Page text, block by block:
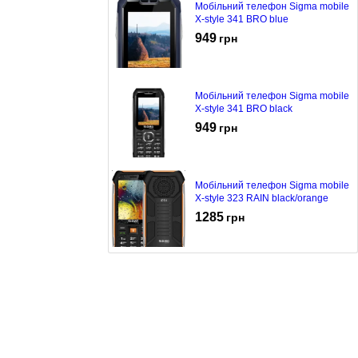
Мобільний телефон Sigma mobile
X-style 341 BRO blue
949 грн
Мобільний телефон Sigma mobile
X-style 341 BRO black
949 грн
Мобільний телефон Sigma mobile
X-style 323 RAIN black/orange
1285 грн